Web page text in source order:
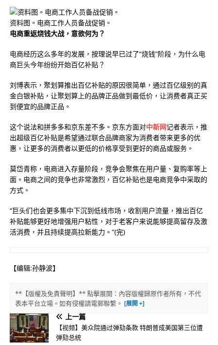
资料图。电商工作人员备战促销。
电商重返烧钱大战，意欲何为？
电商经历这么多年的发展，按理说早已过了“烧钱”阶段，为什么电
商巨头今年纷纷开始百亿补贴？
刘博表示，聚划算推出百亿补贴的原因很简单，通过百亿级别的真
金白银补贴，让聚划算上的品牌正品做到最低价，让消费者真正买
到便宜的品牌正品。
这个说法和拼多多和京东差不多。京东方面对中新网记者表示，推
出超级百亿补贴是希望通过联合品牌商家为消费者带来更多的优
惠，让更多的消费者以更低的价格享受到更好的商品或服务。
莫岱青称，电商进入存量阶段，竞争会聚焦在用户量、复购率等上
面。电商之间的竞争也非常激烈，百亿补贴也是电商竞争中采取的
方式。
“巨头们也会更多集中下沉到低线市场，收割用户流量，推出百亿
补贴能够更好地增强用户粘性，对于老客户来说能够提高留存及激
活消费，并且持续提高拉新能力。”(完)
【编辑:孙静波】
**【版權及免責聲明】** 點擊展開：內容版權歸原作者所有，不代
表本平台立場。如有侵權請電郵聯繫。
上一篇
【视频】美众院通过弹劾条款 特朗普成美国第三位遭
弹劾总统